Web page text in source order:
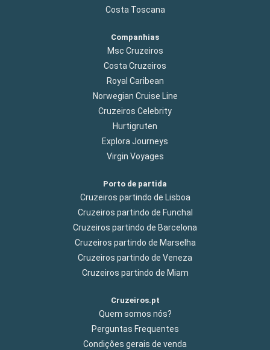
Costa Toscana
Companhias
Msc Cruzeiros
Costa Cruzeiros
Royal Caribean
Norwegian Cruise Line
Cruzeiros Celebrity
Hurtigruten
Explora Journeys
Virgin Voyages
Porto de partida
Cruzeiros partindo de Lisboa
Cruzeiros partindo de Funchal
Cruzeiros partindo de Barcelona
Cruzeiros partindo de Marselha
Cruzeiros partindo de Veneza
Cruzeiros partindo de Miam
Cruzeiros.pt
Quem somos nós?
Perguntas Frequentes
Condições gerais de venda